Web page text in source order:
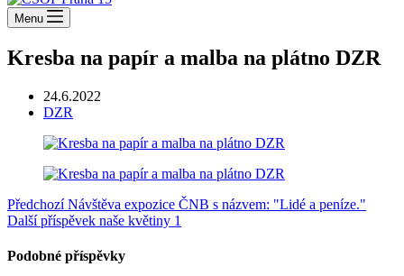
Menu
Kresba na papír a malba na plátno DZR
24.6.2022
DZR
PředchozíNávštěva expozice ČNB s názvem: "Lidé a peníze."
Další příspěvek naše květiny 1
Podobné příspěvky